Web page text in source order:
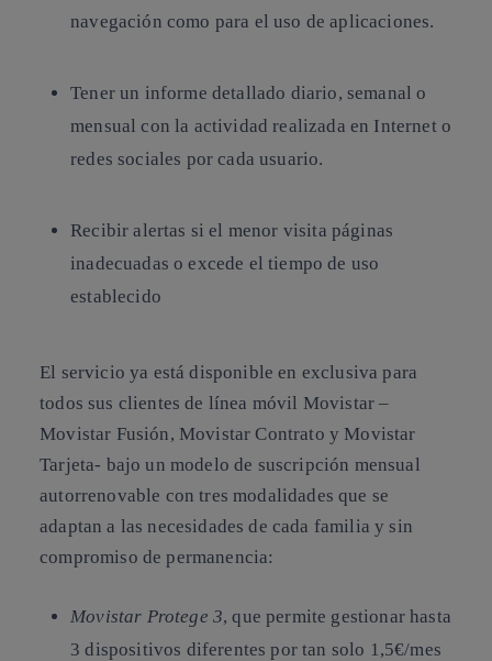
navegación como para el uso de aplicaciones.
Tener un informe detallado diario, semanal o
mensual con la actividad realizada en Internet o
redes sociales por cada usuario.
Recibir alertas si el menor visita páginas
inadecuadas o excede el tiempo de uso
establecido
El servicio ya está disponible en exclusiva para
todos sus clientes de línea móvil Movistar –
Movistar Fusión, Movistar Contrato y Movistar
Tarjeta- bajo un modelo de suscripción mensual
autorrenovable con tres modalidades que se
adaptan a las necesidades de cada familia y sin
compromiso de permanencia:
Movistar Protege 3, que permite gestionar hasta
3 dispositivos diferentes por tan solo 1,5€/mes